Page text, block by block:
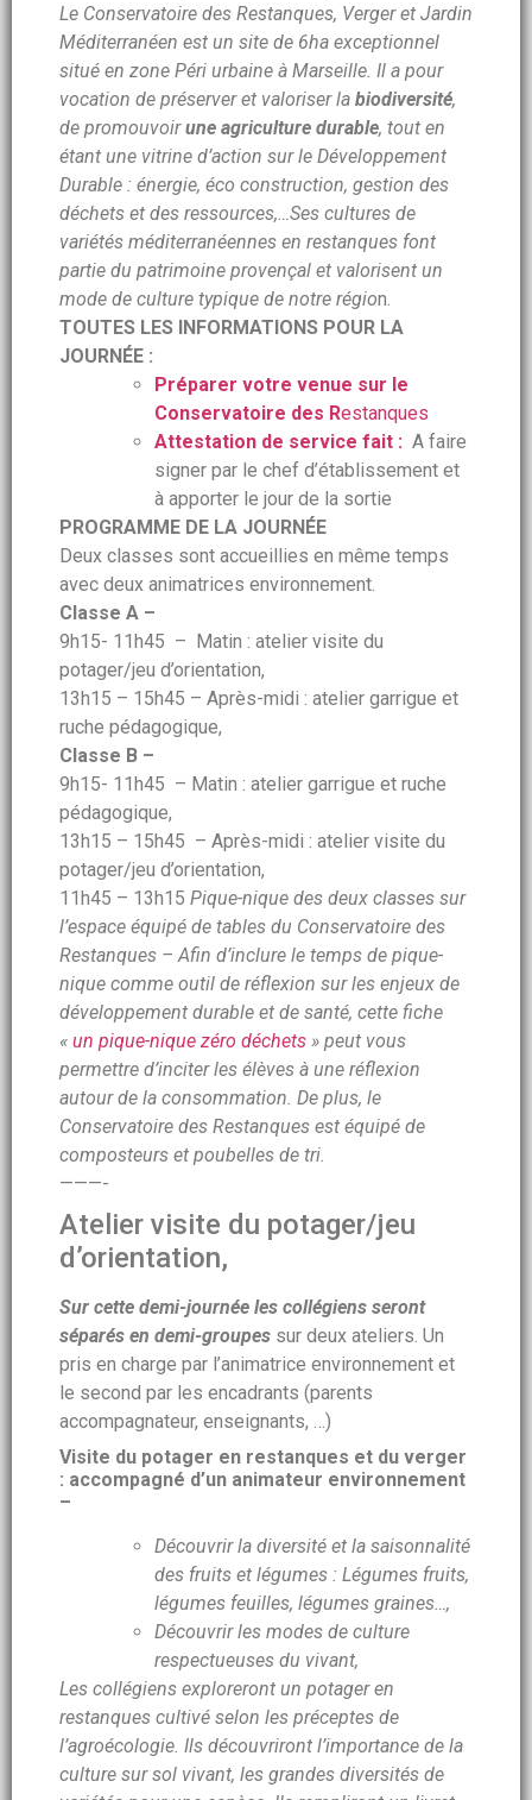
Le Conservatoire des Restanques, Verger et Jardin
Méditerranéen est un site de 6ha exceptionnel
situé en zone Péri urbaine à Marseille. Il a pour
vocation de préserver et valoriser la biodiversité,
de promouvoirune agriculture durable, tout en
étant une vitrine d’action sur le Développement
Durable : énergie, éco construction, gestion des
déchets et des ressources,…Ses cultures de
variétés méditerranéennes en restanques font
partie du patrimoine provençal et valorisent un
mode de culture typique de notre région.
TOUTES LES INFORMATIONS POUR LA
JOURNÉE :
Préparer votre venue sur le
Conservatoire des Restanques
Attestation de service fait : A faire
signer par le chef d’établissement et
à apporter le jour de la sortie
PROGRAMME DE LA JOURNÉE
Deux classes sont accueillies en même temps
avec deux animatrices environnement.
Classe A –
9h15- 11h45 – Matin : atelier visite du
potager/jeu d’orientation,
13h15 – 15h45 – Après-midi : atelier garrigue et
ruche pédagogique,
Classe B –
9h15- 11h45 – Matin : atelier garrigue et ruche
pédagogique,
13h15 – 15h45 – Après-midi : atelier visite du
potager/jeu d’orientation,
11h45 – 13h15 Pique-nique des deux classes sur
l’espace équipé de tables du Conservatoire des
Restanques – Afin d’inclure le temps de pique-
nique comme outil de réflexion sur les enjeux de
développement durable et de santé, cette fiche
« un pique-nique zéro déchets » peut vous
permettre d’inciter les élèves à une réflexion
autour de la consommation. De plus, le
Conservatoire des Restanques est équipé de
composteurs et poubelles de tri.
———-
Atelier visite du potager/jeu
d’orientation,
Sur cette demi-journée les collégiens seront
séparés en demi-groupes sur deux ateliers. Un
pris en charge par l’animatrice environnement et
le second par les encadrants (parents
accompagnateur, enseignants, …)
Visite du potager en restanques et du verger
: accompagné d’un animateur environnement
–
Découvrir la diversité et la saisonnalité
des fruits et légumes : Légumes fruits,
légumes feuilles, légumes graines…,
Découvrir les modes de culture
respectueuses du vivant,
Les collégiens exploreront un potager en
restanques cultivé selon les préceptes de
l’agroécologie. Ils découvriront l’importance de la
culture sur sol vivant, les grandes diversités de